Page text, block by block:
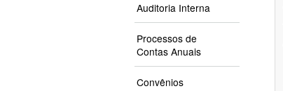
Auditoria Interna
Processos de
Contas Anuais
Convênios